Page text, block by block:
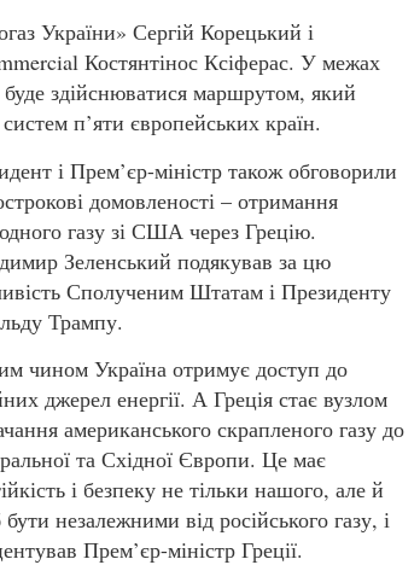
України» Сергій Корецький і
Костянтінос Ксіферас. У межах
здійснюватися маршрутом, який
п’яти європейських країн.
і Прем’єр-міністр також обговорили
домовленості – отримання
газу зі США через Грецію.
Зеленський подякував за цю
Сполученим Штатам і Президенту
Трампу.
чином Україна отримує доступ до
джерел енергії. А Греція стає вузлом
американського скрапленого газу до
та Східної Європи. Це має
і безпеку не тільки нашого, але й
незалежними від російського газу, і
Прем’єр-міністр Греції.